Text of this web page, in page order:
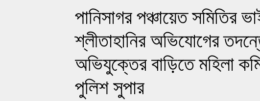
পানিসাগর পঞ্চায়েত সমিতির
শ্লীতাহানির অভিযোগের
অভিযুক্তের বাড়িতে মহিলা
পুলিশ সুপার